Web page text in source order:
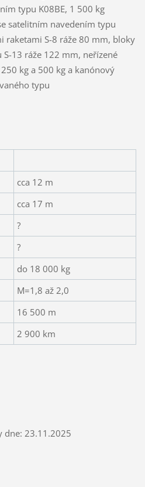
typu K08BE, 1 500 kg
satelitním navedením typu
raketami S-8 ráže 80 mm, bloky
13 ráže 122 mm, neřízené
kg a 500 kg a kanónový
typu
cca 12 m
cca 17 m
?
?
do 18 000 kg
M=1,8 až 2,0
16 500 m
2 900 km
dne: 23.11.2025